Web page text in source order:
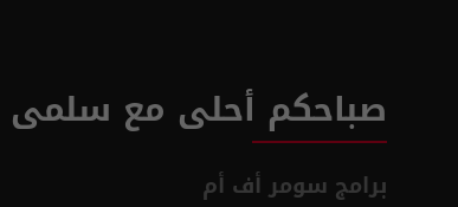
صباحكم أحلى مع سلمى
برامج سومر أف أم